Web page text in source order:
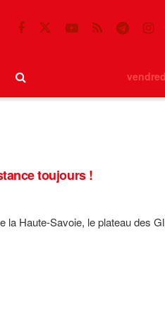
toujours !
Haute-Savoie, le plateau des